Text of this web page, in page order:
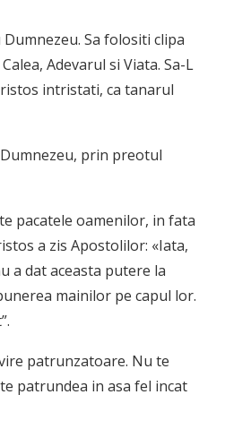
Sa folositi clipa
Adevarul si Viata. Sa-L
intristati, ca tana­rul
prin preotul
pacatele oamenilor, in fata
a zis Apostolilor: «Iata,
a dat aceasta putere la
mainilor pe capul lor.
patrunzatoare. Nu te
patrundea in asa fel incat